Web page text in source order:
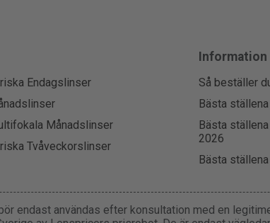
Endagslinser
Månadslinser
Tvåveckorslinser
Information
Så beställer
Bästa
Bästa
2026
Bästa
endast användas efter konsultation med en